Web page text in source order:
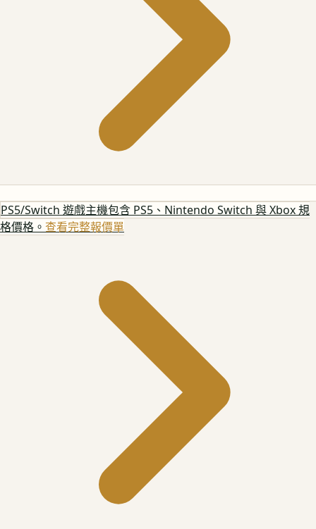
PS5/Switch 遊戲主機包含 PS5、Nintendo Switch 與 Xbox 規
格價格。 查看完整報價單